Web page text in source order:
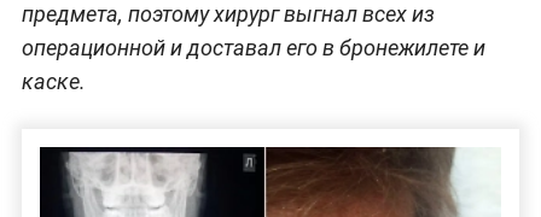
предмета, поэтому хирург выгнал всех из
операционной и доставал его в бронежилете и
каске.